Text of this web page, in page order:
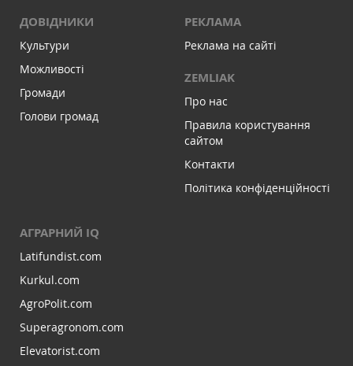
ДОВІДНИКИ
Культури
Можливості
Громади
Голови громад
РЕКЛАМА
Реклама на сайті
ZEMLIAK
Про нас
Правила користування
сайтом
Контакти
Політика конфіденційності
АГРАРНИЙ IQ
Latifundist.com
Kurkul.com
AgroPolit.com
Superagronom.com
Elevatorist.com